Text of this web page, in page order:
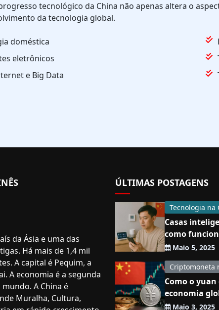
tecnológico da China não apenas altera o
da tecnologia global.
doméstica
eletrônicos
e Big Data
da Ásia e uma das
Há mais de 1,4 mil
A capital é Pequim, a
A economia é a segunda
A China é
Muralha, Cultura,
ÚLTIMAS POSTAGENS
Tecnologia na
Casas
como
Maio 5, 2025
Criptomoneta
Como o
economia
Maio 3, 2025